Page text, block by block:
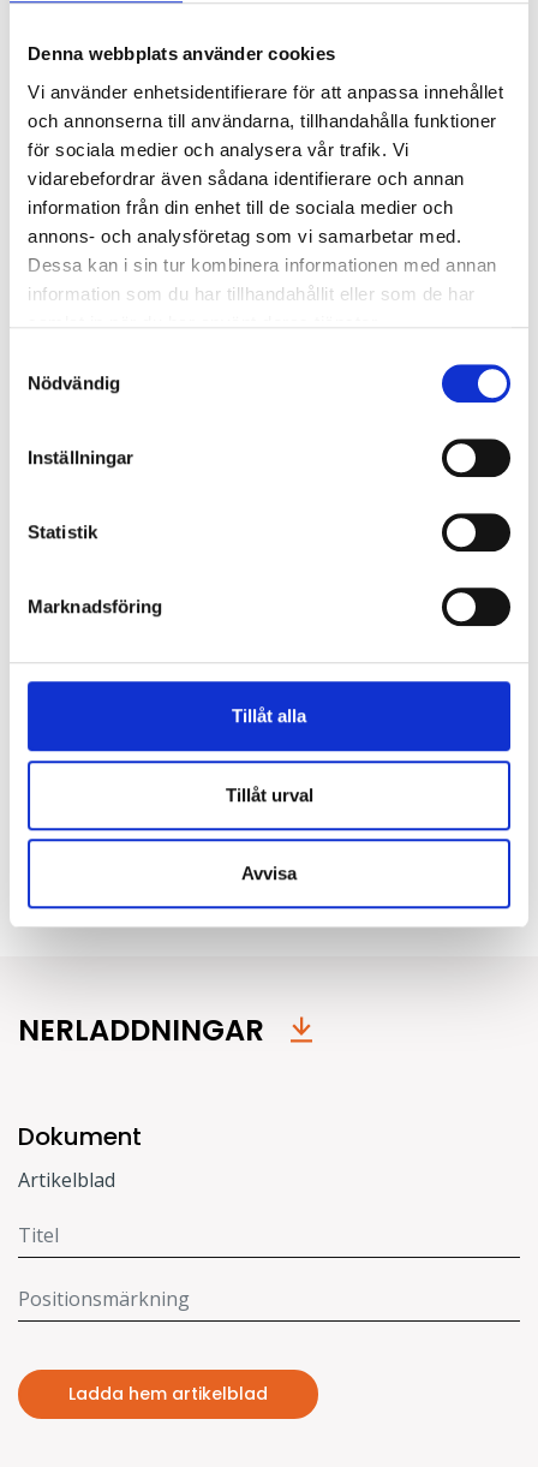
Denna webbplats använder cookies
Vi använder enhetsidentifierare för att anpassa innehållet
och annonserna till användarna, tillhandahålla funktioner
för sociala medier och analysera vår trafik. Vi
vidarebefordrar även sådana identifierare och annan
information från din enhet till de sociala medier och
annons- och analysföretag som vi samarbetar med.
Dessa kan i sin tur kombinera informationen med annan
information som du har tillhandahållit eller som de har
Nödvändig
Inställningar
Statistik
Marknadsföring
Tillåt alla
Tillåt urval
Avvisa
kV/kA:
Överspänningsskydd DM
kV/kA:
1
Ljusstyrning
Ljusstyrning:
DALI, Fasimpuls, DSI,
Korridorfunktion
Antal DALI-adresser:
1
Nödljus
Armaturen är försedd med Linect-drivare som ansluts
Anslutningstyp:
undertak rekommenderas användning av
monteringsbrygga, se tillbehör. Mer information
finns i monteringsanvisningen.
Typ av montage: Infällt
NERLADDNINGAR
Dokument
Artikelblad
Ladda hem artikelblad